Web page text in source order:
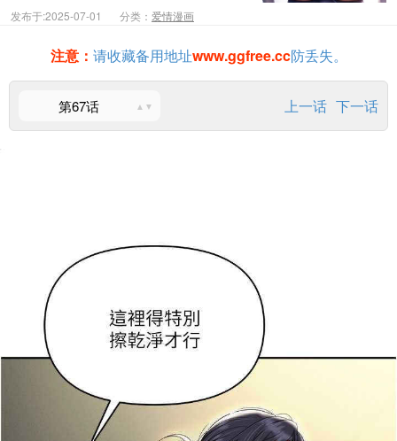
发布于:2025-07-01 分类： 爱情漫画
注意： 请收藏备用地址www.ggfree.cc防丢失。
第67话 上一话 下一话